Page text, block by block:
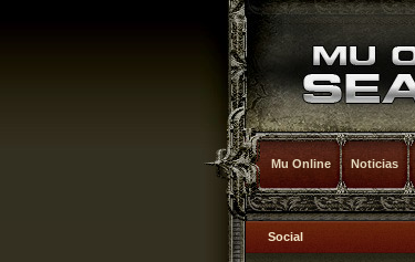
Mu Online Noticias
Social